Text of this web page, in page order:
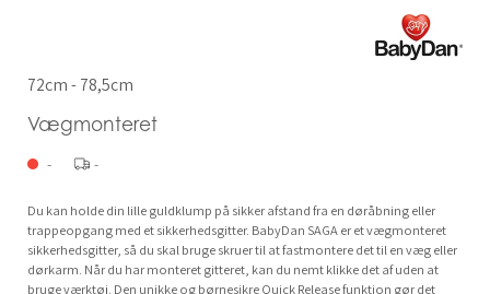
72cm - 78,5cm
Vægmonteret
- -
Du kan holde din lille guldklump på sikker afstand fra en døråbning eller
trappeopgang med et sikkerhedsgitter. BabyDan SAGA er et vægmonteret
sikkerhedsgitter, så du skal bruge skruer til at fastmontere det til en væg eller
dørkarm. Når du har monteret gitteret, kan du nemt klikke det af uden at
bruge værktøj. Den unikke og børnesikre Quick Release funktion gør det